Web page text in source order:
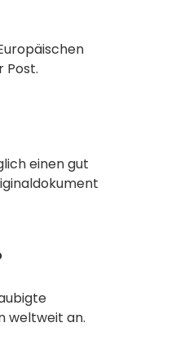
Post.
einen gut
weltweit an.